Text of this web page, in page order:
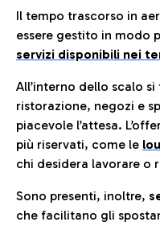
Il tempo trascorso in
essere gestito in modo
servizi disponibili nei
All’interno dello scalo
ristorazione, negozi e
piacevole l’attesa.
più riservati, come le
chi desidera lavorare o
Sono presenti, inoltre,
che facilitano gli